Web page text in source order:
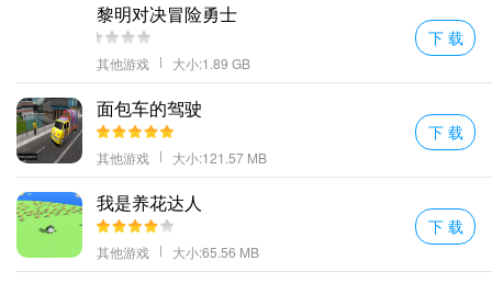
黎明对决冒险勇士
其他游戏 大小:1.89 GB
下 载
面包车的驾驶
其他游戏 大小:121.57 MB
下 载
我是养花达人
其他游戏 大小:65.56 MB
下 载